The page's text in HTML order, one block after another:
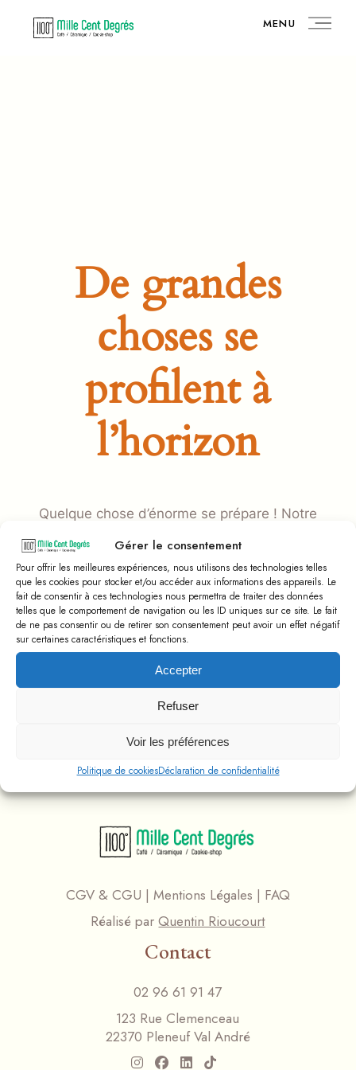
Gérer le consentement
Pour offrir les meilleures expériences, nous utilisons des technologies telles
que les cookies pour stocker et/ou accéder aux informations des appareils. Le
fait de consentir à ces technologies nous permettra de traiter des données
telles que le comportement de navigation ou les ID uniques sur ce site. Le fait
de ne pas consentir ou de retirer son consentement peut avoir un effet négatif
sur certaines caractéristiques et fonctions.
Accepter
Refuser
Voir les préférences
Politique de cookiesDéclaration de confidentialité
MENU
De grandes
choses se
profilent à
l’horizon
Quelque chose d’énorme se prépare ! Notre
lancée !
CGV & CGU | Mentions Légales | FAQ
Réalisé parQuentin Rioucourt
Contact
02 96 61 91 47
123 Rue Clemenceau
22370 Pleneuf Val André